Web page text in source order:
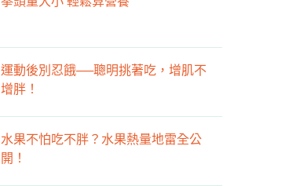
運動後別忍餓──聰明挑著吃，增肌不
增胖！
水果不怕吃不胖？水果熱量地雷全公
開！